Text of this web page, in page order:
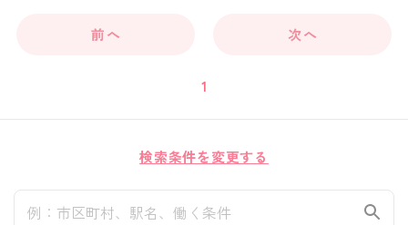
前へ
1
次へ
検索条件を変更する